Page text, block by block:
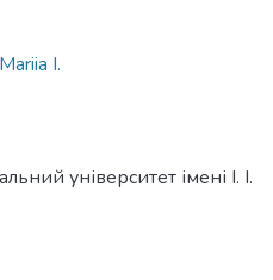
I.
університет імені І. І.